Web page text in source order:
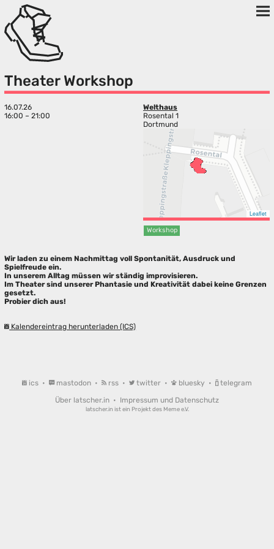
Theater Workshop
16.07.26
16:00 – 21:00
Welthaus
Rosental 1
Dortmund
Leaflet
Workshop
Wir laden zu einem Nachmittag voll Spontanität, Ausdruck und
Spielfreude ein.
In unserem Alltag müssen wir ständig improvisieren.
Im Theater sind unserer Phantasie und Kreativität dabei keine Grenzen
gesetzt.
Probier dich aus!
Kalendereintrag herunterladen (ICS)
ics • mastodon • rss • twitter • bluesky •
telegram
Über latscher.in • Impressum und Datenschutz
latscher.in ist ein Projekt des Meme e.V.